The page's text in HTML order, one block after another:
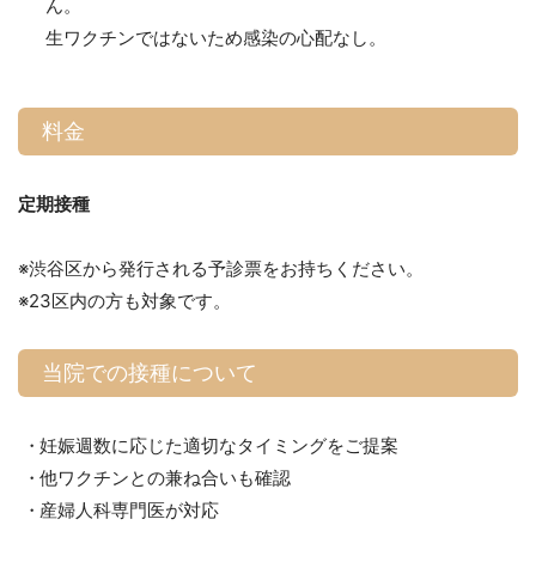
ん。
生ワクチンではないため感染の心配なし。
料金
定期接種
※渋谷区から発行される予診票をお持ちください。
※23区内の方も対象です。
当院での接種について
妊娠週数に応じた適切なタイミングをご提案
他ワクチンとの兼ね合いも確認
産婦人科専門医が対応